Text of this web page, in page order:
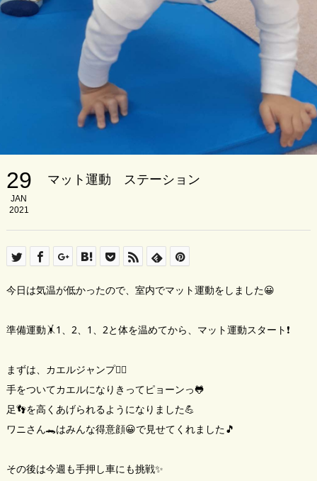
29
JAN
2021
マット運動 ステーション
今日は気温が低かったので、室内でマット運動をしました😀
準備運動🤸‍1、2、1、2と体を温めてから、マット運動スタート❗
まずは、カエルジャンプ🏃‍♂️
手をついてカエルになりきってピョーンっ🐸
足👣を高くあげられるようになりました💪
ワニさん🐊はみんな得意顔😀で見せてくれました🎵
その後は今週も手押し車にも挑戦✨